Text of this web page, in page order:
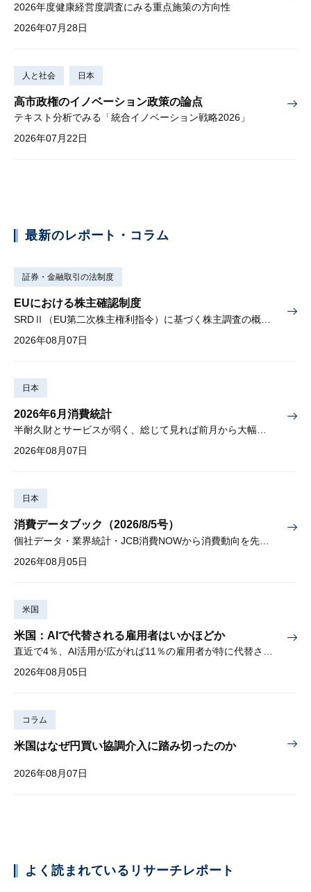
2026年度健康経営度調査にみる重点施策の方向性
2026年07月28日
人と社会 日本
高市政権のイノベーション政策の論点
テキスト分析でみる「統合イノベーション戦略2026」
2026年07月22日
最新のレポート・コラム
証券・金融取引の法制度
EUにおける株主確認制度
2026年08月07日
日本
2026年6月消費統計
半耐久財とサービスが弱く、総じて見れば前月から大幅に減少
2026年08月07日
日本
消費データブック（2026/8/5号）
2026年08月05日
米国
米国：AIで代替される雇用者はいかほどか
直近で4％、AI活用が広がれば11％の雇用者が特に代替されやすい
2026年08月05日
コラム
米国はなぜ円買い協調介入に踏み切ったのか
2026年08月07日
よく読まれているリサーチレポート